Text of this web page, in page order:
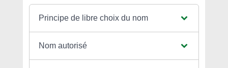
Principe de libre choix du nom
Nom autorisé